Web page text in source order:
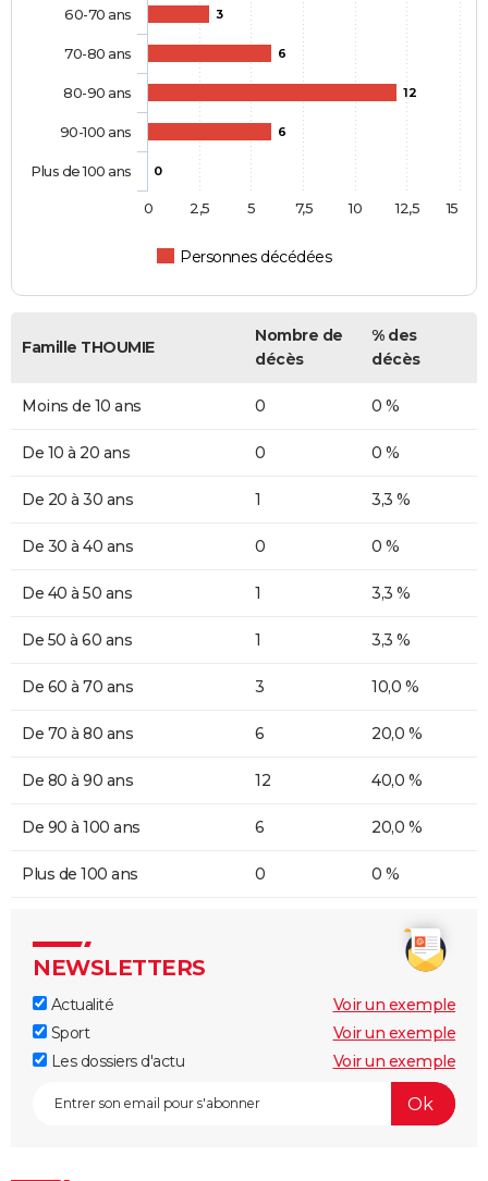
3
6
12
6
0
Personnes décédées
60-70 ans
70-80 ans
80-90 ans
90-100 ans
Plus de 100 ans
0 2,5 5 7,5 10 12,5 15
Famille THOUMIE
Nombre de
décès
% des
décès
Moins de 10 ans 0 0 %
De 10 à 20 ans 0 0 %
De 20 à 30 ans 1 3,3 %
De 30 à 40 ans 0 0 %
De 40 à 50 ans 1 3,3 %
De 50 à 60 ans 1 3,3 %
De 60 à 70 ans 3 10,0 %
De 70 à 80 ans 6 20,0 %
De 80 à 90 ans 12 40,0 %
De 90 à 100 ans 6 20,0 %
Plus de 100 ans 0 0 %
NEWSLETTERS
Actualité
Voir un exemple
Sport
Voir un exemple
Les dossiers d'actu
Voir un exemple